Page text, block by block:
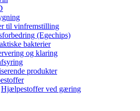
til vinfremstilling
(Egechips)
bakterier
og klaring
produkter
Hjælpestoffer ved gæring